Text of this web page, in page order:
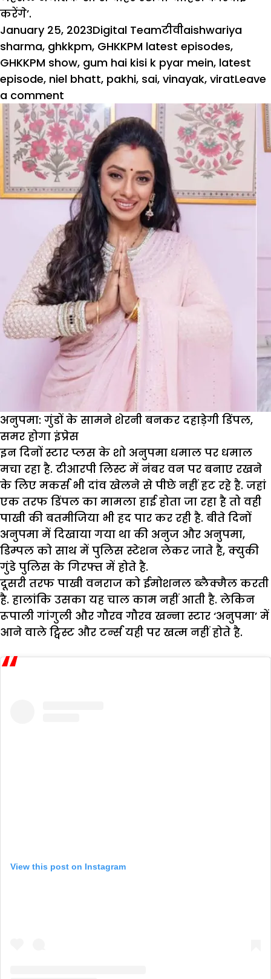
करेंगे’.
Posted
on
January 25, 2023Author
Digital TeamCategories
टीवीTags
aishwariya
sharma, ghkkpm, GHKKPM latest episodes,
GHKKPM show, gum hai kisi k pyar mein, latest
episode, niel bhatt, pakhi, sai, vinayak, viratLeave
a comment
GHKKPM:
विराट-
विनायक
के
लिए
सारी
हदें
पार
करेगी
पाखी!
सीरियल
का
नया
ट्रैक
देख
भड़के
फैंस
अनुपमा: गुंडों के सामने शेरनी बनकर दहाड़ेगी डिंपल,
समर होगा इंप्रेस
इन दिनों स्टार प्लस के शो अनुपमा धमाल पर धमाल
मचा रहा है. टीआरपी लिस्ट में नंबर वन पर बनाए रखने
के लिए मकर्स भी दांव खेलने से पीछे नहीं हट रहे है. जहां
एक तरफ डिंपल का मामला हाई होता जा रहा है तो वही
पाखी की बतमीजिया भी हद पार कर रही है. बीते दिनों
अनुपमा में दिखाया गया था की अनुज और अनुपमा,
डिम्पल को साथ में पुलिस स्टेशन लेकर जाते है, क्युकी
गुंडे पुलिस के गिरफ्त में होते है.
दूसरी तरफ पाखी वनराज को ईमोशनल ब्लैक्मैल करती
है. हालांकि उसका यह चाल काम नहीं आती है. लेकिन
रूपाली गांगुली और गौरव गौरव खन्ना स्टार ‘अनुपमा’ में
आने वाले ट्विस्ट और टर्न्स यही पर खत्म नहीं होते है.
View this post on Instagram